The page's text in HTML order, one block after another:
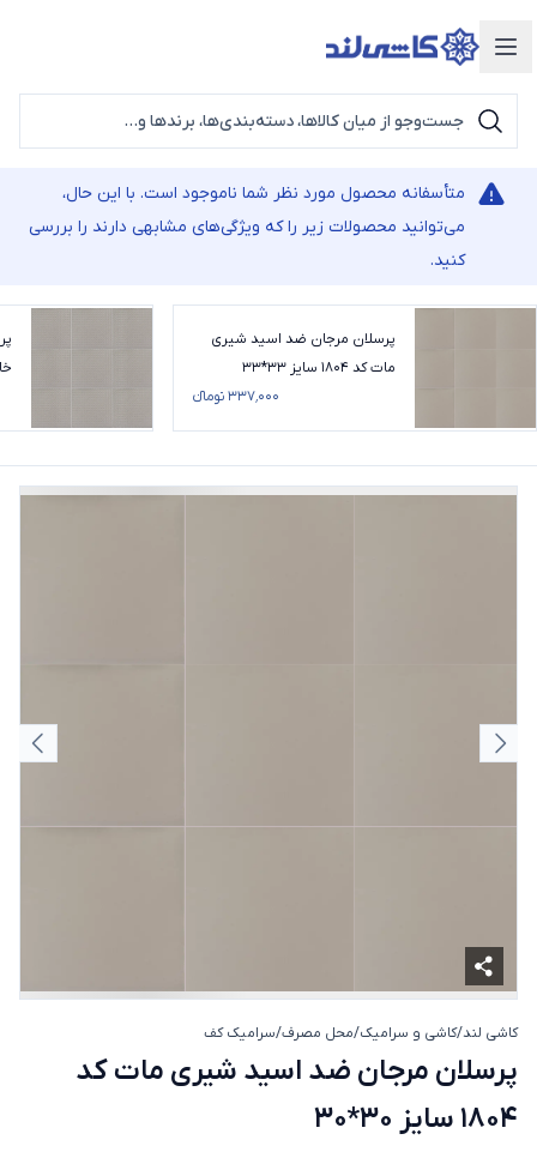
دسته‌بندی محصولات
متأسفانه محصول مورد نظر شما ناموجود است. با این حال،
می‌توانید محصولات زیر را که ویژگی‌های مشابهی دارند را بررسی
کنید.
پرسلان مرجان ضد اسید شیری
مات کد 1804 سایز 33*33
۳۳۷٬۰۰۰ تومانء
اسلاید قبلی
کاشی لند/کاشی و سرامیک/محل مصرف/سرامیک کف
پرسلان مرجان ضد اسید شیری مات کد
1804 سایز 30*30